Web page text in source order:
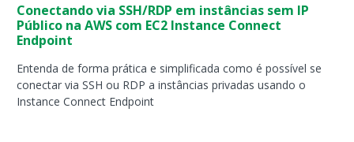
Conectando via SSH/RDP em instâncias sem IP
Público na AWS com EC2 Instance Connect
Endpoint
Entenda de forma prática e simplificada como é possível se
conectar via SSH ou RDP a instâncias privadas usando o
Instance Connect Endpoint